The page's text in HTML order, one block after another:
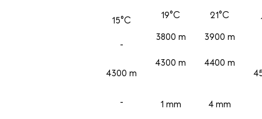
15°C
-
4300 m
-
19°C
3800 m
4300 m
1 mm
21°C
3900 m
4400 m
4 mm